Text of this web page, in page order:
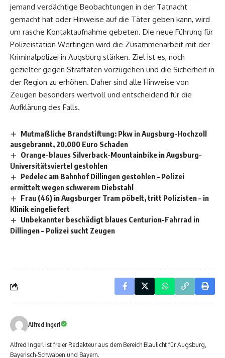
jemand verdächtige Beobachtungen in der Tatnacht
gemacht hat oder Hinweise auf die Täter geben kann, wird
um rasche Kontaktaufnahme gebeten. Die neue Führung für
Polizeistation Wertingen wird die Zusammenarbeit mit der
Kriminalpolizei in Augsburg stärken. Ziel ist es, noch
gezielter gegen Straftaten vorzugehen und die Sicherheit in
der Region zu erhöhen. Daher sind alle Hinweise von
Zeugen besonders wertvoll und entscheidend für die
Aufklärung des Falls.
Mutmaßliche Brandstiftung: Pkw in Augsburg-Hochzoll
ausgebrannt, 20.000 Euro Schaden
Orange-blaues Silverback-Mountainbike in Augsburg-
Universitätsviertel gestohlen
Pedelec am Bahnhof Dillingen gestohlen – Polizei
ermittelt wegen schwerem Diebstahl
Frau (46) in Augsburger Tram pöbelt, tritt Polizisten – in
Klinik eingeliefert
Unbekannter beschädigt blaues Centurion-Fahrrad in
Dillingen – Polizei sucht Zeugen
Alfred Ingerl
Alfred Ingerl ist freier Redakteur aus dem Bereich Blaulicht für Augsburg,
Bayerisch-Schwaben und Bayern.